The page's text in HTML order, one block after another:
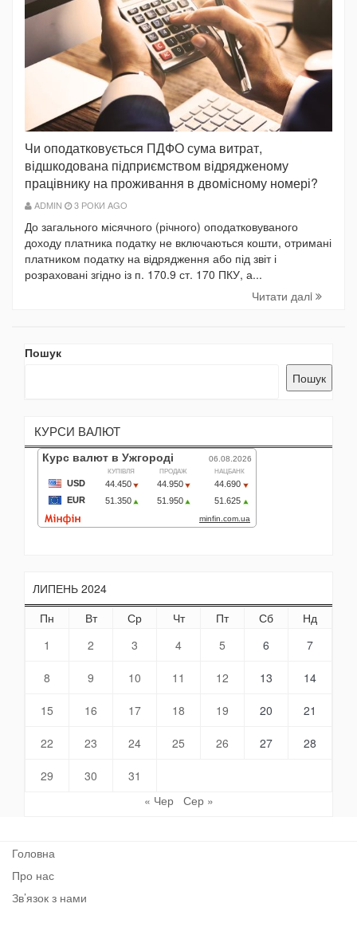
Чи оподатковується ПДФО сума витрат,
відшкодована підприємством відрядженому
працівнику на проживання в двомісному номері?
ADMIN 3 РОКИ AGO
До загального місячного (річного) оподатковуваного
доходу платника податку не включаються кошти, отримані
платником податку на відрядження або під звіт і
розраховані згідно із п. 170.9 ст. 170 ПКУ, а...
Читати далi
Пошук
Пошук
КУРСИ ВАЛЮТ
ЛИПЕНЬ 2024
Пн
Вт Ср Чт Пт Сб
Нд
1
2 3 4 5 6 7
8 9 10 11 12 13 14
15 16 17 18 19 20 21
22 23 24 25 26 27 28
29 30
31
« Чер
Сер »
Головна
Про нас
Зв’язок з нами